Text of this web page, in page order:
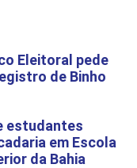
Eleitoral pede
de Binho
estudantes
em Escola
da Bahia